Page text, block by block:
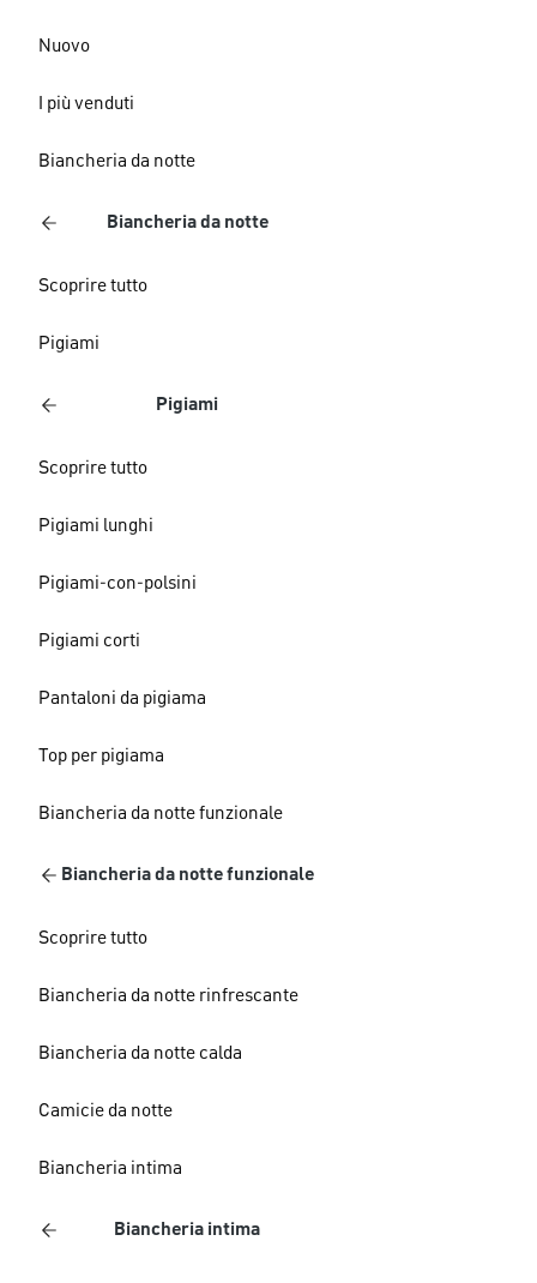
Nuovo
I più venduti
Biancheria da notte
Biancheria da notte
Scoprire tutto
Pigiami
Pigiami
Scoprire tutto
Pigiami lunghi
Pigiami-con-polsini
Pigiami corti
Pantaloni da pigiama
Top per pigiama
Biancheria da notte funzionale
Biancheria da notte funzionale
Scoprire tutto
Biancheria da notte rinfrescante
Biancheria da notte calda
Camicie da notte
Biancheria intima
Biancheria intima